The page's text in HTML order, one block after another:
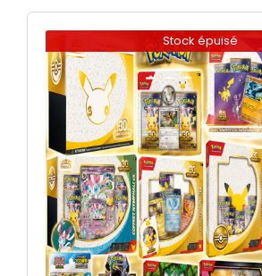
Stock épuisé